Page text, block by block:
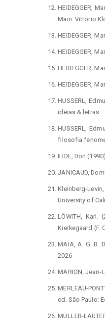
HEIDEGGER,
Main: Vittorio
HEIDEGGER,
HEIDEGGER,
HEIDEGGER,
HEIDEGGER,
HUSSERL,
ideias & letras.
HUSSERL,
filosofia
IHDE, Don
JANICAUD,
Kleinberg-
University of
LÖWITH, Karl.
Kierkegaard (F.
MAIA, A. G. B.
2026
MARION, Jean-
MERLEAU-
ed. São Paulo:
MÜLLER-